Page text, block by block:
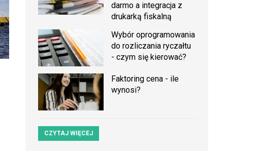
darmo a integracja z
drukarką fiskalną
Wybór oprogramowania
do rozliczania ryczałtu
- czym się kierować?
Faktoring cena - ile
wynosi?
CZYTAJ WIĘCEJ